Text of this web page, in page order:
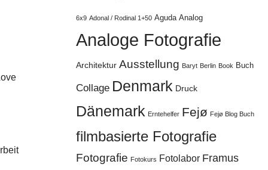
6x9 Adonal / Rodinal 1+50 Aguda Analog
Analoge Fotografie
Architektur Ausstellung Baryt Berlin Book Buch
Collage Denmark Druck
Dänemark Erntehelfer Fejø Fejø Blog Buch
filmbasierte Fotografie
Fotografie Fotokurs Fotolabor Framus